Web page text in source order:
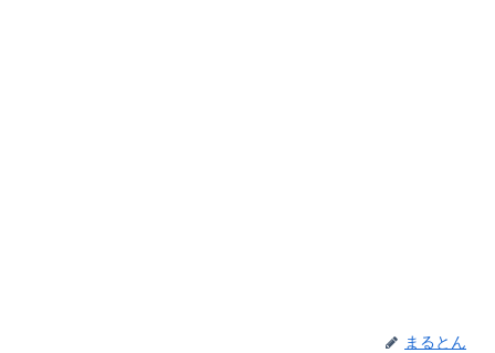
まるとん